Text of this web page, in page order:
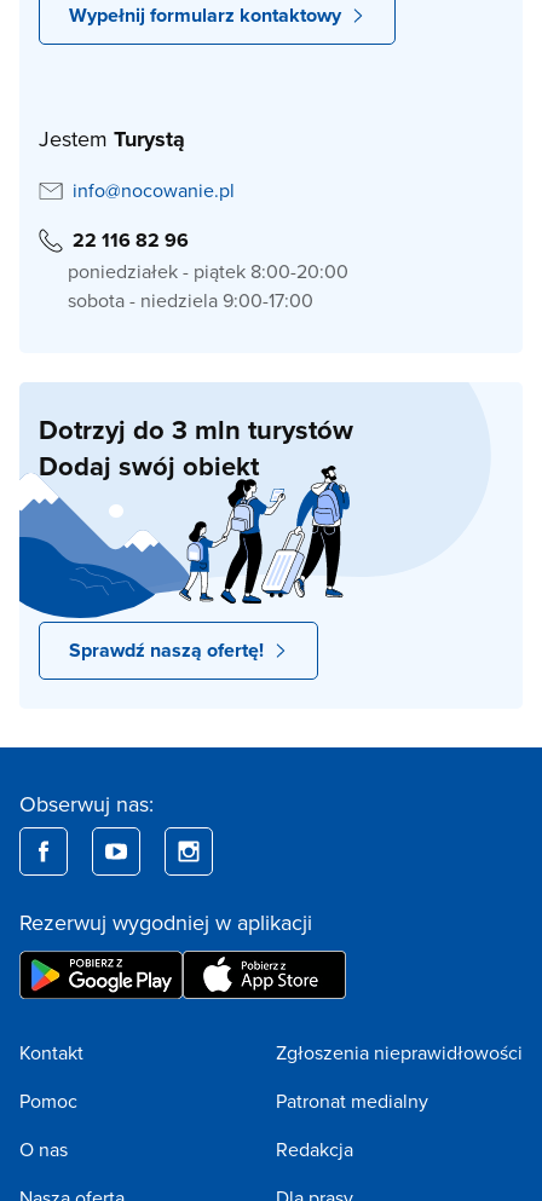
Wypełnij formularz kontaktowy
Jestem Turystą
info@nocowanie.pl
22 116 82 96
poniedziałek - piątek 8:00-20:00
sobota - niedziela 9:00-17:00
Dotrzyj do 3 mln turystów
Dodaj swój obiekt
Sprawdź naszą ofertę!
Obserwuj nas:
Rezerwuj wygodniej w aplikacji
Kontakt
Pomoc
O nas
Zgłoszenia nieprawidłowości
Patronat medialny
Redakcja